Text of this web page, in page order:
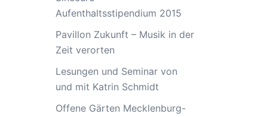
Aufenthaltsstipendium 2015
Pavillon Zukunft – Musik in der
Zeit verorten
Lesungen und Seminar von
und mit Katrin Schmidt
Offene Gärten Mecklenburg-